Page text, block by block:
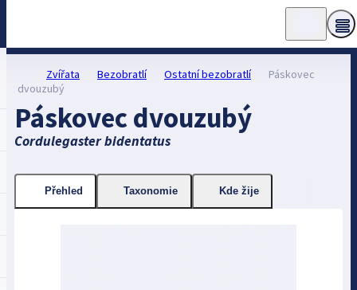
Zvířata Bezobratlí Ostatní bezobratlí
Páskovec
dvouzubý
Páskovec dvouzubý
Cordulegaster bidentatus
Přehled Taxonomie Kde žije